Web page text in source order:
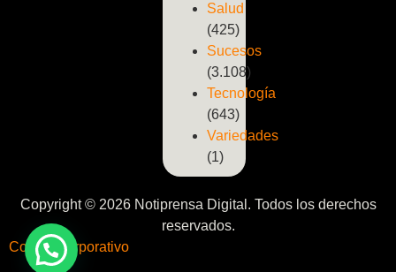
Salud
(425)
Sucesos
(3.108)
Tecnología
(643)
Variedades
(1)
Copyright © 2026 Notiprensa Digital. Todos los derechos
reservados.
Correo Corporativo